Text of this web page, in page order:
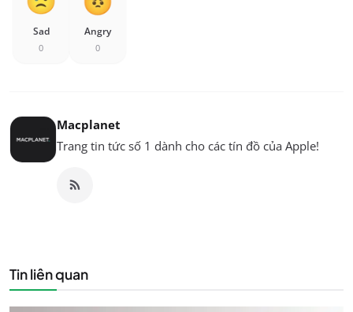
Sad
0
Angry
0
Macplanet
Trang tin tức số 1 dành cho các tín đồ của Apple!
Tin liên quan